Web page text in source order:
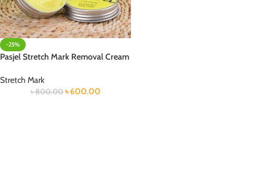
-25%
Pasjel Stretch Mark Removal Cream
Stretch Mark
৳800.00 ৳600.00